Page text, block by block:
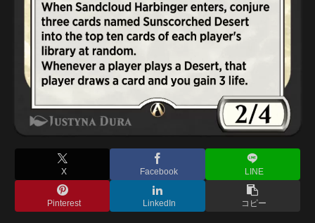
X Facebook LINE
Pinterest LinkedIn コピー